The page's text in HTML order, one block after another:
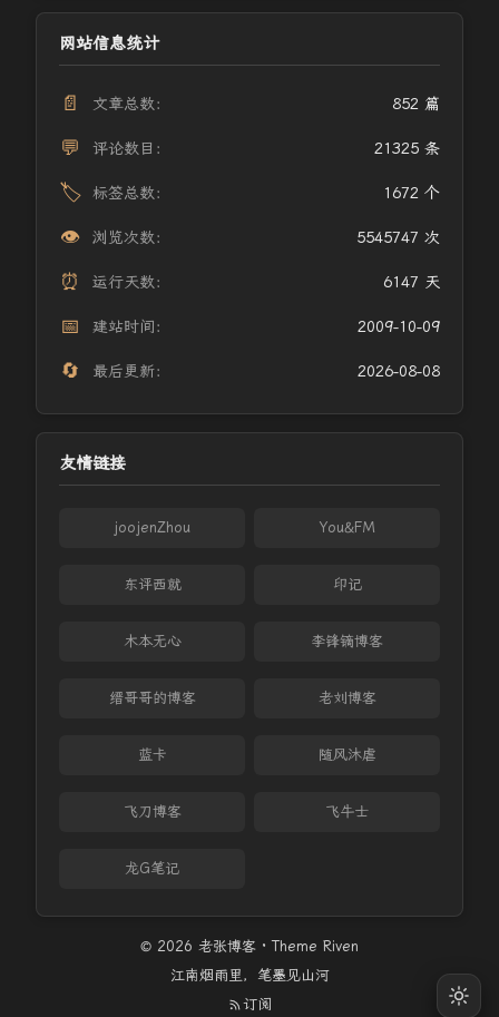
网站信息统计
📄 文章总数： 852 篇
💬 评论数目： 21325 条
🏷️ 标签总数： 1672 个
👁️ 浏览次数： 5545747 次
⏰ 运行天数： 6147 天
📅 建站时间： 2009-10-09
🔄 最后更新： 2026-08-08
友情链接
joojenZhou You&FM
东评西就 印记
木本无心 李锋镝博客
缙哥哥的博客 老刘博客
蓝卡 随风沐虐
飞刀博客 飞牛士
龙G笔记
© 2026 老张博客 · Theme Riven
江南烟雨里，笔墨见山河
订阅